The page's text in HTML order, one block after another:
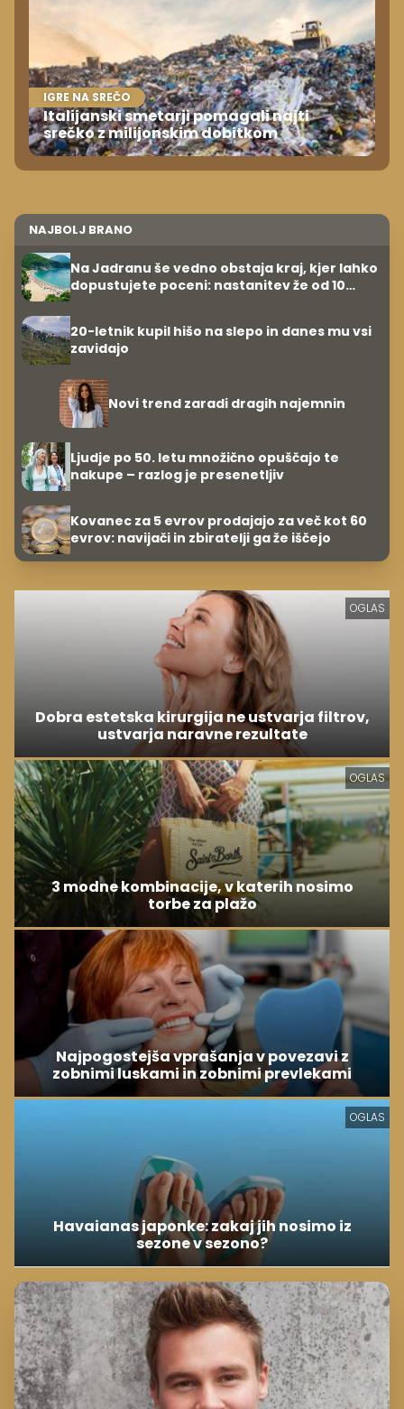
NAJBOLJ BRANO
Na Jadranu še vedno obstaja kraj, kjer lahko
dopustujete poceni: nastanitev že od 10
evrov, kosilo za pet evrov
20-letnik kupil hišo na slepo in danes mu vsi
zavidajo
Novi trend zaradi dragih najemnin
Ljudje po 50. letu množično opuščajo te
nakupe – razlog je presenetljiv
Kovanec za 5 evrov prodajajo za več kot 60
evrov: navijači in zbiratelji ga že iščejo
Dobra estetska kirurgija ne ustvarja filtrov,
ustvarja naravne rezultate
OGLAS
3 modne kombinacije, v katerih nosimo
torbe za plažo
Najpogostejša vprašanja v povezavi z
zobnimi luskami in zobnimi prevlekami
OGLAS
Havaianas japonke: zakaj jih nosimo iz
sezone v sezono?
VARČEVANJE